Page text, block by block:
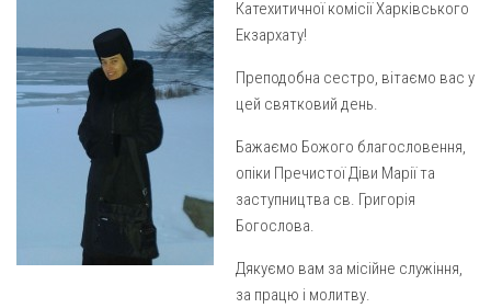
Архистратига Михаїла (м. Люботин)
Покрови Пресвятої Богородиці (с. Вільча)
Преображенська парафія (м. Лозова)
Парафія Благовіщення Пресвятої Богородиці (смт
Золочів)
Парафія Різдва Пресвятої Богородиці м. Берестин
(Красноград)
Парохії Полтавської області
Пресвятої Трійці (м. Полтава)
Газета Християнський голос
Надруковані числа
Молитви
Галерея
Рух pro-life
Катехитичної комісії Харківського
Екзархату!
Преподобна сестро, вітаємо вас у
цей святковий день.
Бажаємо Божого благословення,
опіки Пречистої Діви Марії та
заступництва св. Григорія
Богослова.
Дякуємо вам за місійне служіння,
за працю і молитву.